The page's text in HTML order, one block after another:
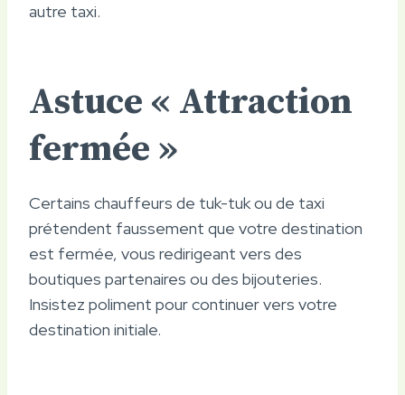
autre taxi.
Astuce « Attraction
fermée »
Certains chauffeurs de tuk-tuk ou de taxi
prétendent faussement que votre destination
est fermée, vous redirigeant vers des
boutiques partenaires ou des bijouteries.
Insistez poliment pour continuer vers votre
destination initiale.